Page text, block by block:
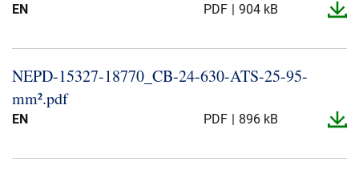
EN PDF 904 kB
NEPD-​15327-​18770_​CB-​24-​630-​ATS-​25-​95-​
mm².​pdf
EN PDF 896 kB